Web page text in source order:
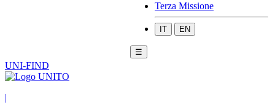
Terza Missione
IT EN
☰
UNI-FIND
|